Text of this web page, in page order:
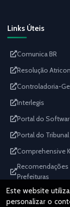
Links Úteis
Comunica BR
Resolução
Controladoria-
Interlegis
Portal do
Portal do
Comprehensive
Recomendações
Prefeituras
Este website
personalizar o